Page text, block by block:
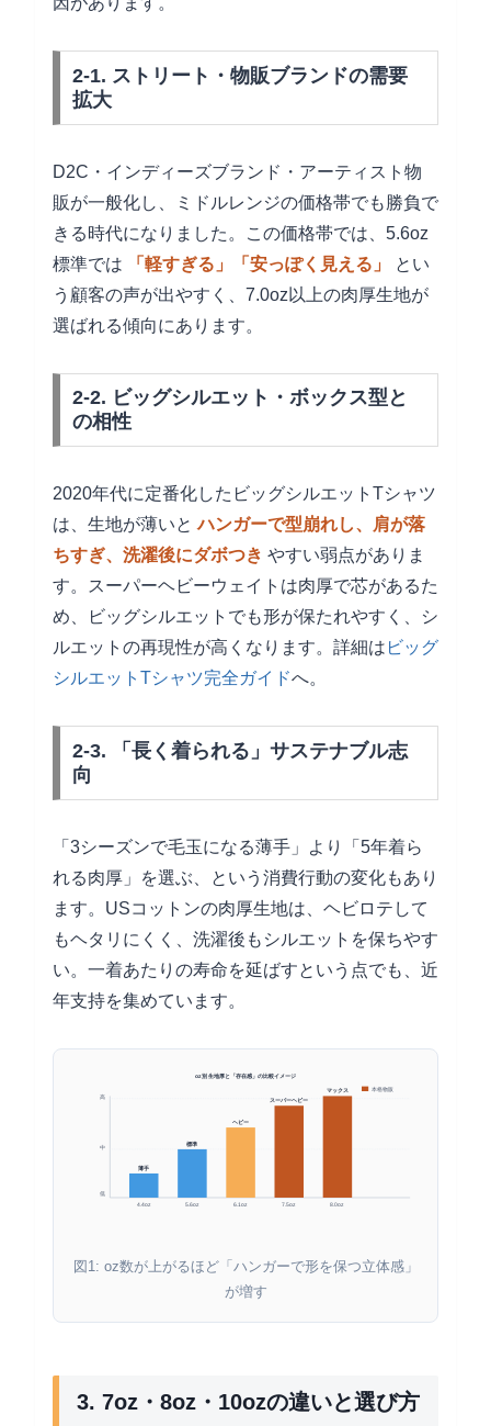
2-1. ストリート・物販ブランドの需要
拡大
D2C・インディーズブランド・アーティスト物
販が一般化し、ミドルレンジの価格帯でも勝負で
きる時代になりました。この価格帯では、5.6oz
標準では
「軽すぎる」「安っぽく見える」
とい
う顧客の声が出やすく、7.0oz以上の肉厚生地が
選ばれる傾向にあります。
2-2. ビッグシルエット・ボックス型と
の相性
2020年代に定番化したビッグシルエットTシャツ
は、生地が薄いとハンガーで型崩れし、肩が落
ちすぎ、洗濯後にダボつき やすい弱点がありま
す。スーパーヘビーウェイトは肉厚で芯があるた
め、ビッグシルエットでも形が保たれやすく、シ
ルエットの再現性が高くなります。詳細は ビッグ
シルエットTシャツ完全ガイドへ。
2-3. 「長く着られる」サステナブル志
向
「3シーズンで毛玉になる薄手」より「5年着ら
れる肉厚」を選ぶ、という消費行動の変化もあり
ます。USコットンの肉厚生地は、ヘビロテして
もヘタリにくく、洗濯後もシルエットを保ちやす
い。一着あたりの寿命を延ばすという点でも、近
年支持を集めています。
oz別 生地厚と「存在感」の比較イメージ
高
中
低
4.4oz
薄手
5.6oz
標準
6.1oz
ヘビー
7.5oz
スーパーヘビー
8.0oz
マックス 本格物販
図1: oz数が上がるほど「ハンガーで形を保つ立体感」
が増す
3. 7oz・8oz・10ozの違いと選び方